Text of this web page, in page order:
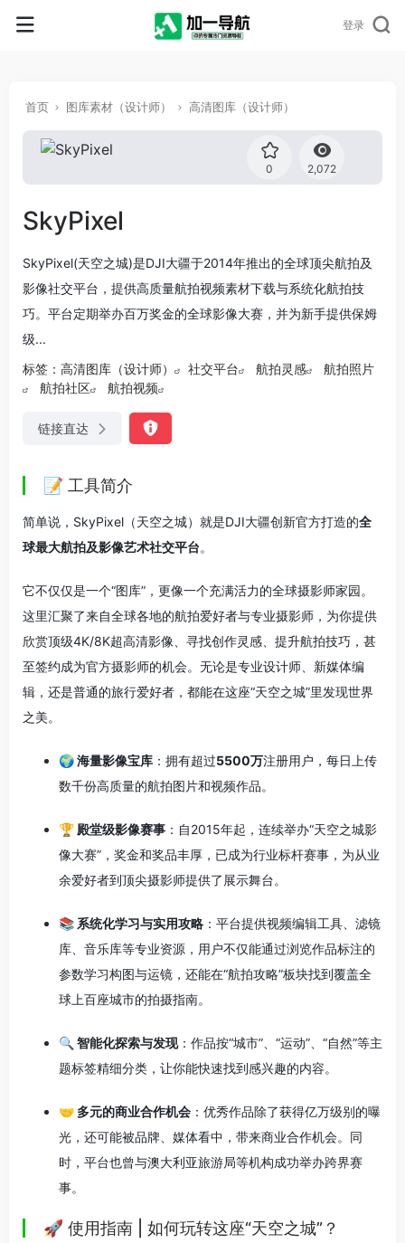
登录
首页 图库素材（设计师） 高清图库（设计师）
0 2,072
SkyPixel
SkyPixel(天空之城)是DJI大疆于2014年推出的全球顶尖航拍及
影像社交平台，提供高质量航拍视频素材下载与系统化航拍技
巧。平台定期举办百万奖金的全球影像大赛，并为新手提供保姆
级...
标签： 高清图库（设计师） 社交平台 航拍灵感
航拍照片
航拍社区
航拍视频
链接直达
📝 工具简介
简单说，SkyPixel（天空之城）就是DJI大疆创新官方打造的全
球最大航拍及影像艺术社交平台。
它不仅仅是一个“图库”，更像一个充满活力的全球摄影师家园。
这里汇聚了来自全球各地的航拍爱好者与专业摄影师，为你提供
欣赏顶级4K/8K超高清影像、寻找创作灵感、提升航拍技巧，甚
至签约成为官方摄影师的机会。无论是专业设计师、新媒体编
辑，还是普通的旅行爱好者，都能在这座“天空之城”里发现世界
之美。
🌍 海量影像宝库 ：拥有超过5500万注册用户 ，每日上传
数千份高质量的航拍图片和视频作品。
🏆 殿堂级影像赛事 ：自2015年起，连续举办“天空之城影
像大赛”，奖金和奖品丰厚，已成为行业标杆赛事，为从业
余爱好者到顶尖摄影师提供了展示舞台。
📚 系统化学习与实用攻略 ：平台提供视频编辑工具、滤镜
库、音乐库等专业资源，用户不仅能通过浏览作品标注的
参数学习构图与运镜，还能在“航拍攻略”板块找到覆盖全
球上百座城市的拍摄指南。
🔍 智能化探索与发现：作品按“城市”、“运动”、“自然”等主
题标签精细分类，让你能快速找到感兴趣的内容。
🤝 多元的商业合作机会 ：优秀作品除了获得亿万级别的曝
光，还可能被品牌、媒体看中，带来商业合作机会。同
时，平台也曾与澳大利亚旅游局等机构成功举办跨界赛
事。
🚀 使用指南 | 如何玩转这座“天空之城”？